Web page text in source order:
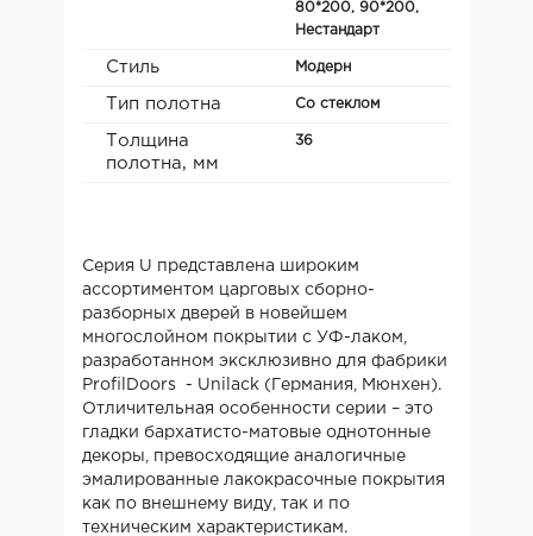
80*200, 90*200,
Нестандарт
Стиль Модерн
Тип полотна Со стеклом
Толщина
полотна, мм
36
Серия U представлена широким
ассортиментом царговых сборно-
разборных дверей в новейшем
многослойном покрытии с УФ-лаком,
разработанном эксклюзивно для фабрики
ProfilDoors - Unilack (Германия, Мюнхен).
Отличительная особенности серии – это
гладки бархатисто-матовые однотонные
декоры, превосходящие аналогичные
эмалированные лакокрасочные покрытия
как по внешнему виду, так и по
техническим характеристикам.